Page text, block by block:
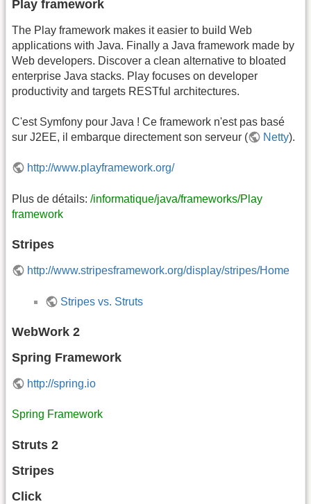
Play framework
The Play framework makes it easier to build Web
applications with Java. Finally a Java framework made by
Web developers. Discover a clean alternative to bloated
enterprise Java stacks. Play focuses on developer
productivity and targets RESTful architectures.
C'est Symfony pour Java ! Ce framework n'est pas basé
sur J2EE, il embarque directement son serveur (
Netty).
http://www.playframework.org/
Plus de détails: /informatique/java/frameworks/Play
framework
Stripes
http://www.stripesframework.org/display/stripes/Home
Stripes vs. Struts
WebWork 2
Spring Framework
http://spring.io
Spring Framework
Struts 2
Stripes
Click